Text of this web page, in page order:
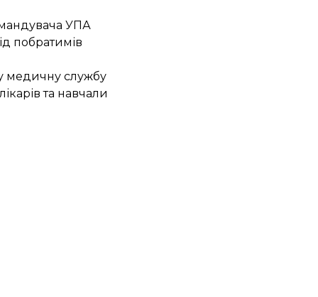
УПА
побратимів
медичну службу
та навчали